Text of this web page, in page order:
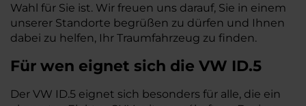
Wahl für Sie ist. Wir freuen uns darauf, Sie in einem
unserer Standorte begrüßen zu dürfen und Ihnen
dabei zu helfen, Ihr Traumfahrzeug zu finden.
Für wen eignet sich die VW ID.5
Der VW ID.5 eignet sich besonders für alle, die ein